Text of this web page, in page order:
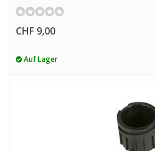
CHF 9,00
Auf Lager